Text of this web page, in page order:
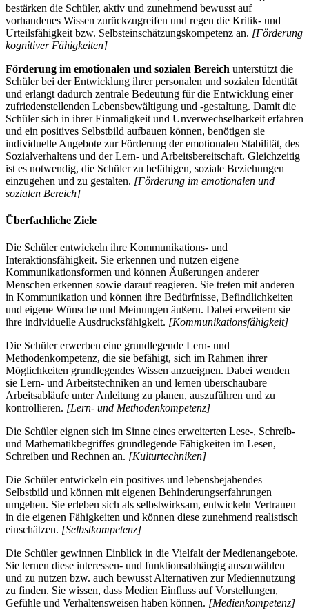
bestärken die Schüler, aktiv und zunehmend bewusst auf
vorhandenes Wissen zurückzugreifen und regen die Kritik- und
Urteilsfähigkeit bzw. Selbsteinschätzungskompetenz an. [Förderung
kognitiver Fähigkeiten]
Förderung im emotionalen und sozialen Bereich unterstützt die
Schüler bei der Entwicklung ihrer personalen und sozialen Identität
und erlangt dadurch zentrale Bedeutung für die Entwicklung einer
zufriedenstellenden Lebensbewältigung und -gestaltung. Damit die
Schüler sich in ihrer Einmaligkeit und Unverwechselbarkeit erfahren
und ein positives Selbstbild aufbauen können, benötigen sie
individuelle Angebote zur Förderung der emotionalen Stabilität, des
Sozialverhaltens und der Lern- und Arbeitsbereitschaft. Gleichzeitig
ist es notwendig, die Schüler zu befähigen, soziale Beziehungen
einzugehen und zu gestalten. [Förderung im emotionalen und
sozialen Bereich]
Überfachliche Ziele
Die Schüler entwickeln ihre Kommunikations- und
Interaktionsfähigkeit. Sie erkennen und nutzen eigene
Kommunikationsformen und können Äußerungen anderer
Menschen erkennen sowie darauf reagieren. Sie treten mit anderen
in Kommunikation und können ihre Bedürfnisse, Befindlichkeiten
und eigene Wünsche und Meinungen äußern. Dabei erweitern sie
ihre individuelle Ausdrucksfähigkeit. [Kommunikationsfähigkeit]
Die Schüler erwerben eine grundlegende Lern- und
Methodenkompetenz, die sie befähigt, sich im Rahmen ihrer
Möglichkeiten grundlegendes Wissen anzueignen. Dabei wenden
sie Lern- und Arbeitstechniken an und lernen überschaubare
Arbeitsabläufe unter Anleitung zu planen, auszuführen und zu
kontrollieren. [Lern- und Methodenkompetenz]
Die Schüler eignen sich im Sinne eines erweiterten Lese-, Schreib-
und Mathematikbegriffes grundlegende Fähigkeiten im Lesen,
Schreiben und Rechnen an. [Kulturtechniken]
Die Schüler entwickeln ein positives und lebensbejahendes
Selbstbild und können mit eigenen Behinderungserfahrungen
umgehen. Sie erleben sich als selbstwirksam, entwickeln Vertrauen
in die eigenen Fähigkeiten und können diese zunehmend realistisch
einschätzen. [Selbstkompetenz]
Die Schüler gewinnen Einblick in die Vielfalt der Medienangebote.
Sie lernen diese interessen- und funktionsabhängig auszuwählen
und zu nutzen bzw. auch bewusst Alternativen zur Mediennutzung
zu finden. Sie wissen, dass Medien Einfluss auf Vorstellungen,
Gefühle und Verhaltensweisen haben können. [Medienkompetenz]